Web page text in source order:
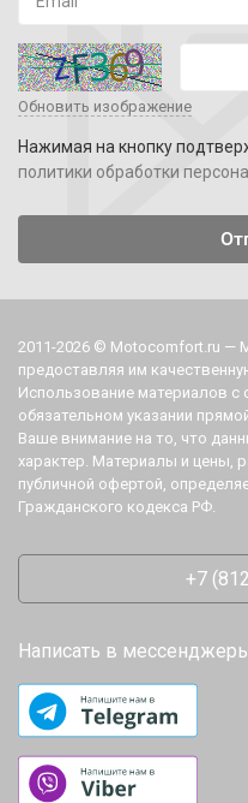
Обновить изображение
Нажимая на кнопку
политики обработки
2011-2026 © Motocomfort.ru —
предоставляя им
Использование материалов с
обязательном указании
Ваше внимание на то, что
характер. Материалы и цены,
публичной офертой,
Гражданского кодекса РФ.
+7
Написать в